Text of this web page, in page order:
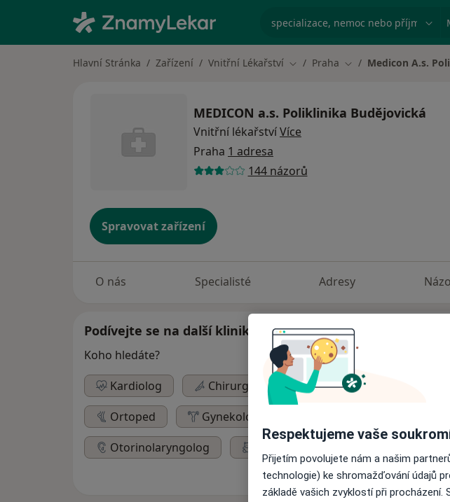
specializace, nemoc nebo příjmení
Hlavní Stránka Zařízení Vnitřní Lékařství Změna města
Praha Změna města
Medicon A.s.
MEDICON a.s. Poliklinika Budějovická
Vnitřní lékařstvíVíce
Praha 1 adresa
144 názorů
Spravovat zařízení
O nás Specialisté Adresy
Podívejte se na další kliniky
Koho hledáte?
Kardiolog
Chirurg Neurolog
Ortoped
Gynekolog
Otorinolaryngolog
Hledejte jinou
Respektujeme vaše
Přijetím povolujete nám a našim
technologie) ke shromažďování údajů
základě vašich zvyklostí při